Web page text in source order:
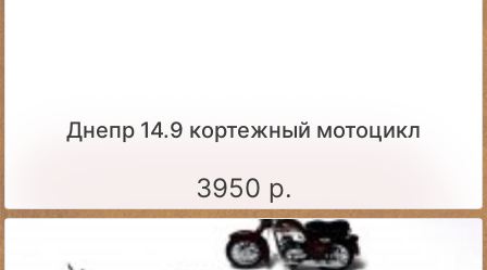
Днепр 14.9 кортежный мотоцикл
3950 р.